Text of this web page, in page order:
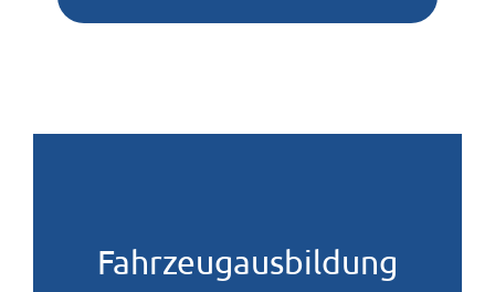
Fahrzeugausbildung